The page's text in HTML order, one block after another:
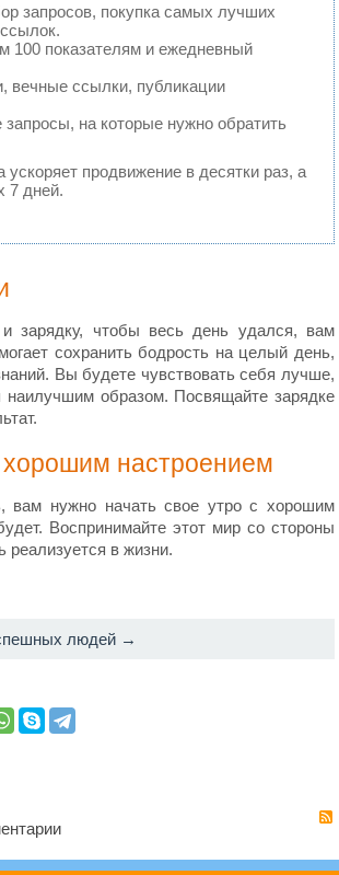
запросов, покупка самых лучших
100 показателям и ежедневный
ссылки, публикации
на которые нужно обратить
ускоряет продвижение в десятки раз, а
7 дней.
зарядку, чтобы весь день удался, вам
сохранить бодрость на целый день,
Вы будете чувствовать себя лучше,
образом. Посвящайте зарядке
настроением
вам нужно начать свое утро с хорошим
Воспринимайте этот мир со стороны
реализуется в жизни.
людей →